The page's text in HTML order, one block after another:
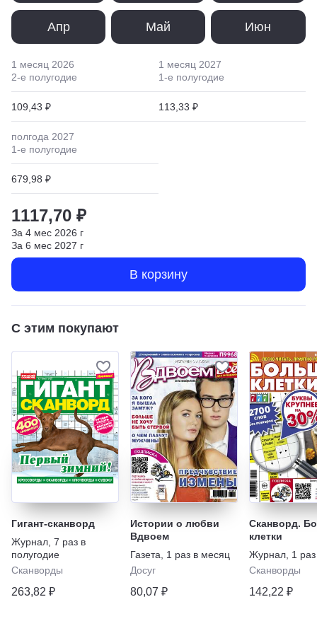
Апр Май Июн
1 месяц 2026
2-е полугодие
109,43 ₽
1 месяц 2027
1-е полугодие
113,33 ₽
полгода 2027
1-е полугодие
679,98 ₽
1117,70 ₽
За 4 мес 2026 г
За 6 мес 2027 г
В корзину
С этим покупают
Гигант-сканворд
Журнал 7 раз в
полугодие
Сканворды
263,82 ₽
Истории о любви
Вдвоем
Газета
1 раз в месяц
Досуг
80,07 ₽
Сканворд.
клетки
Журнал 1
Сканворды
142,22 ₽